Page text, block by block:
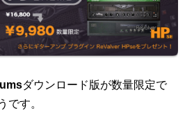
ダウンロード版が数量限定で
です。